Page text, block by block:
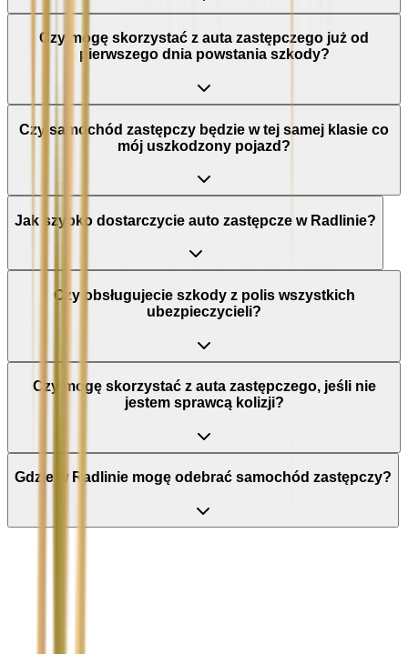
Czy mogę skorzystać z auta zastępczego już od
pierwszego dnia powstania szkody?
Czy samochód zastępczy będzie w tej samej klasie co
mój uszkodzony pojazd?
Jak szybko dostarczycie auto zastępcze w Radlinie?
Czy obsługujecie szkody z polis wszystkich
ubezpieczycieli?
Czy mogę skorzystać z auta zastępczego, jeśli nie
jestem sprawcą kolizji?
Gdzie w Radlinie mogę odebrać samochód zastępczy?